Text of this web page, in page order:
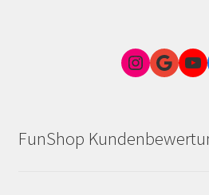
Instagram
Google Link zum FunShop Wien
FunShop